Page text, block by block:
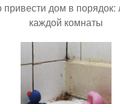
привести дом в
каждой комнаты